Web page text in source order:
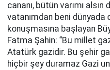
cananı, bütün varımı
vatanımdan beni dünyada
konuşmasına başlayan
Fatma Şahin: “Bu millet
Atatürk gazidir. Bu şehir
hiçbir şey duramaz Gazi